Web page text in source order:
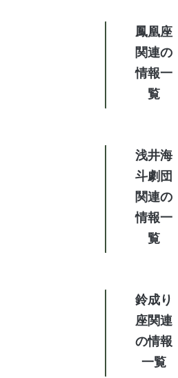
鳳凰座
関連の
情報
浅井海
斗劇団
関連の
情報
鈴成り
座関連
の情報